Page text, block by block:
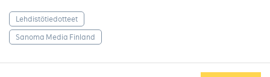
Lehdistötiedotteet
Sanoma Media Finland